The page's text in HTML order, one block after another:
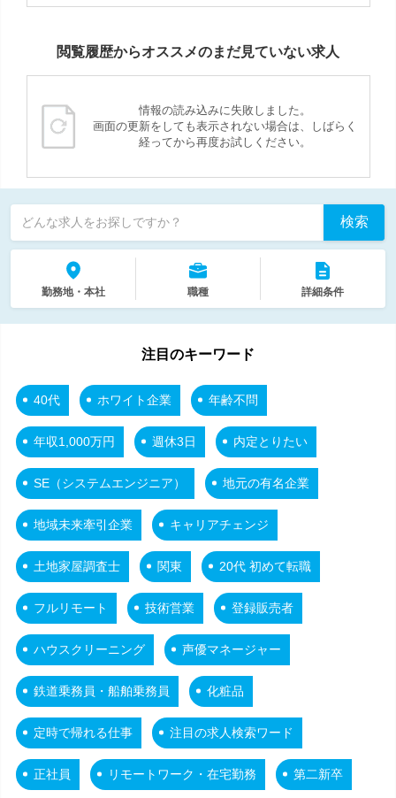
閲覧履歴からオススメのまだ見ていない求人
情報の読み込みに失敗しました。
画面の更新をしても表示されない場合は、しばらく
経ってから再度お試しください。
どんな求人をお探しですか？ 検索
勤務地・本社 職種 詳細条件
注目のキーワード
40代 ホワイト企業 年齢不問
年収1,000万円 週休3日 内定とりたい
SE（システムエンジニア） 地元の有名企業
地域未来牽引企業 キャリアチェンジ
土地家屋調査士 関東 20代 初めて転職
フルリモート 技術営業 登録販売者
ハウスクリーニング 声優マネージャー
鉄道乗務員・船舶乗務員 化粧品
定時で帰れる仕事 注目の求人検索ワード
正社員 リモートワーク・在宅勤務 第二新卒